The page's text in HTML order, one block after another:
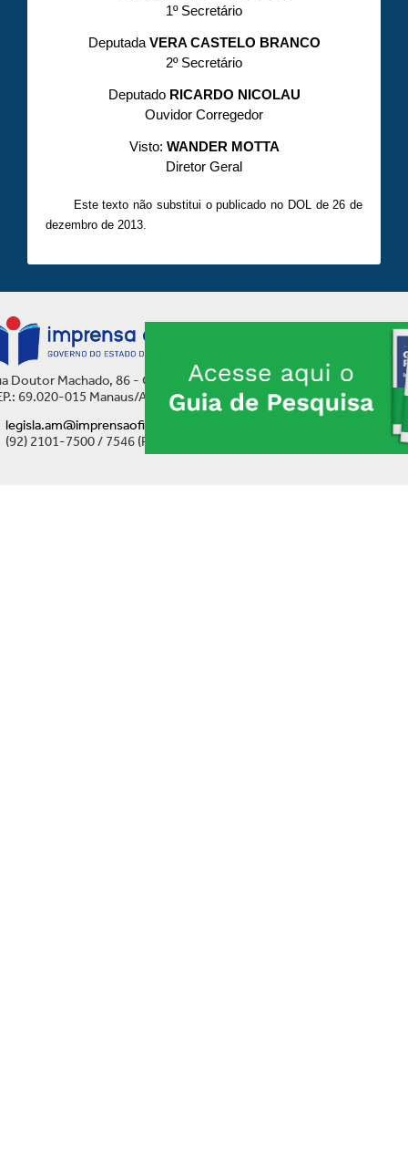
1º Secretário
DeputadaVERA CASTELO BRANCO
2º Secretário
DeputadoRICARDO NICOLAU
Ouvidor Corregedor
Visto: WANDER MOTTA
Diretor Geral
Este texto não substitui o publicado no DOL de 26 de
dezembro de 2013.
Doutor Machado, 86 - Centro
69.020-015 Manaus/AM
legisla.am@imprensaoficial.am.gov.br
(92) 2101-7500 / 7546 (Ramal)